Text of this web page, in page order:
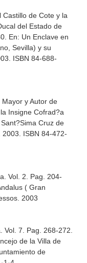
de Cote y la
del Estado de
En: Un Enclave en
Sevilla) y su
ISBN 84-688-
y Autor de
Insigne Cofrad?a
Cruz de
2003. ISBN 84-472-
Vol. 2. Pag. 204-
( Gran
2003
7. Pag. 268-272.
de la Villa de
de